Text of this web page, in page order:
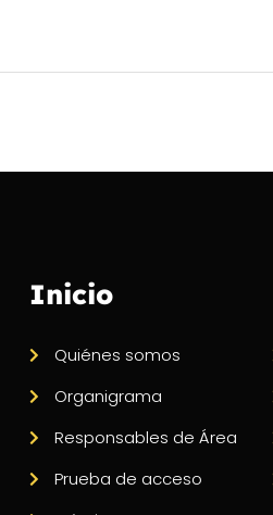
Inicio
Quiénes somos
Organigrama
Responsables de Área
Prueba de acceso